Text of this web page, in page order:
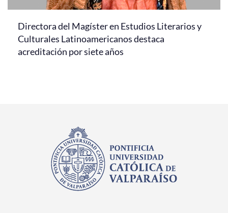
Directora del Magíster en Estudios Literarios y
Culturales Latinoamericanos destaca
acreditación por siete años